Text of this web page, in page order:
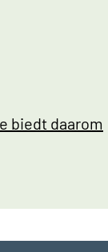
biedt daarom